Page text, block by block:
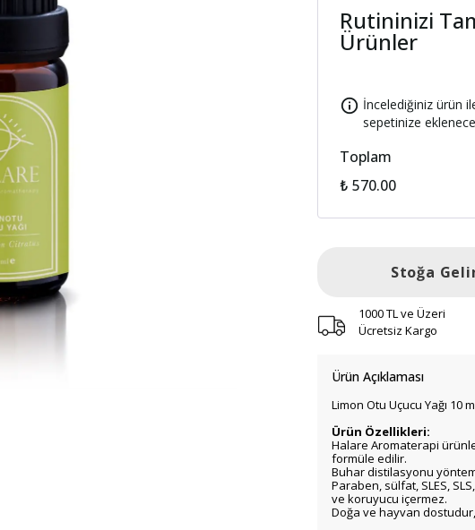
Rutininizi
Ürünler
İncelediğiniz ürün
sepetinize
Toplam
₺ 570.00
Stoğa
1000 TL ve Üzeri
Ücretsiz Kargo
Ürün Açıklaması
Limon Otu Uçucu Yağı 10
Ürün Özellikleri:
Halare Aromaterapi
formüle edilir.
Buhar distilasyonu
Paraben, sülfat, SLES,
ve koruyucu içermez.
Doğa ve hayvan